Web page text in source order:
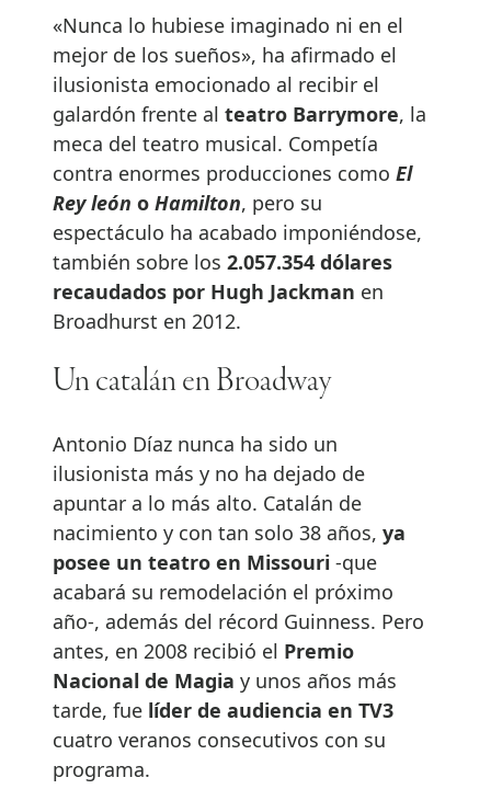
«Nunca lo hubiese imaginado ni en el
mejor de los sueños», ha afirmado el
ilusionista emocionado al recibir el
galardón frente al teatro Barrymore, la
meca del teatro musical. Competía
contra enormes producciones como El
Rey león o Hamilton, pero su
espectáculo ha acabado imponiéndose,
también sobre los 2.057.354 dólares
recaudados por Hugh Jackman en
Broadhurst en 2012.
Un catalán en Broadway
Antonio Díaz nunca ha sido un
ilusionista más y no ha dejado de
apuntar a lo más alto. Catalán de
nacimiento y con tan solo 38 años, ya
posee un teatro en Missouri -que
acabará su remodelación el próximo
año-, además del récord Guinness. Pero
antes, en 2008 recibió el Premio
Nacional de Magia y unos años más
tarde, fue líder de audiencia en TV3
cuatro veranos consecutivos con su
programa.